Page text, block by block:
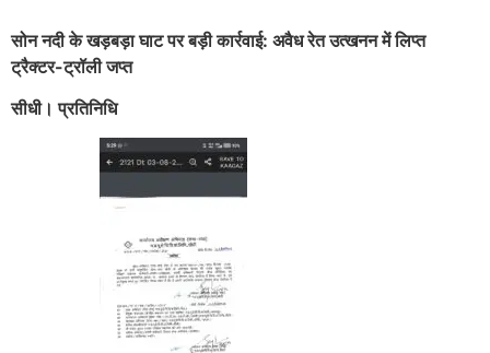
सोन नदी के खड़बड़ा घाट पर बड़ी कार्रवाई: अवैध रेत उत्खनन में लिप्त
ट्रैक्टर-ट्रॉली जप्त
सीधी। प्रतिनिधि